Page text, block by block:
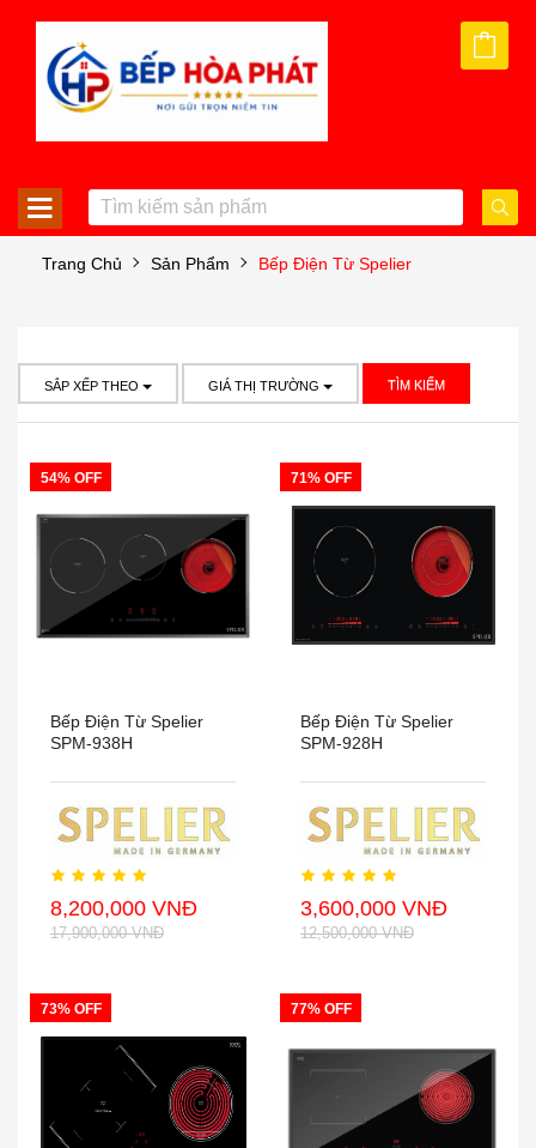
Trang Chủ Sản Phẩm Bếp Điện Từ Spelier
SẮP XẾP THEO GIÁ THỊ TRƯỜNG TÌM KIẾM
54% OFF
Bếp Điện Từ Spelier
SPM-938H
8,200,000 VNĐ
17,900,000 VNĐ
71% OFF
Bếp Điện Từ Spelier
SPM-928H
3,600,000 VNĐ
12,500,000 VNĐ
73% OFF 77% OFF